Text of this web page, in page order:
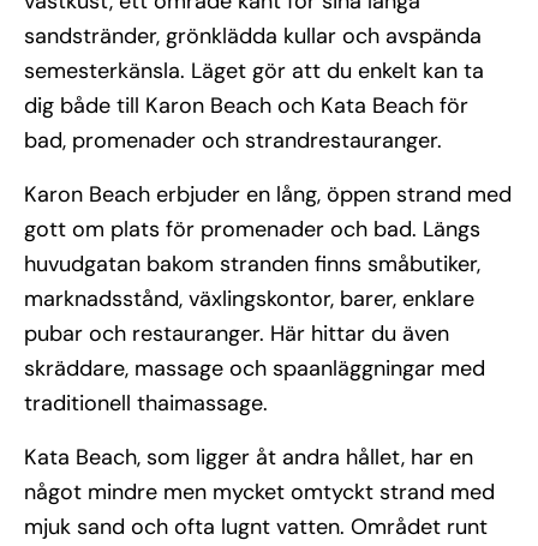
sandstränder, grönklädda kullar och avspända
semesterkänsla. Läget gör att du enkelt kan ta
dig både till Karon Beach och Kata Beach för
bad, promenader och strandrestauranger.
Karon Beach erbjuder en lång, öppen strand med
gott om plats för promenader och bad. Längs
huvudgatan bakom stranden finns småbutiker,
marknadsstånd, växlingskontor, barer, enklare
pubar och restauranger. Här hittar du även
skräddare, massage och spaanläggningar med
traditionell thaimassage.
Kata Beach, som ligger åt andra hållet, har en
något mindre men mycket omtyckt strand med
mjuk sand och ofta lugnt vatten. Området runt